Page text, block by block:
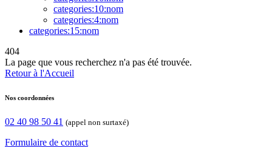
categories:10:nom
categories:4:nom
categories:15:nom
404
La page que vous recherchez n'a pas été trouvée.
Retour à l'Accueil
Nos coordonnées
02 40 98 50 41 (appel non surtaxé)
Formulaire de contact